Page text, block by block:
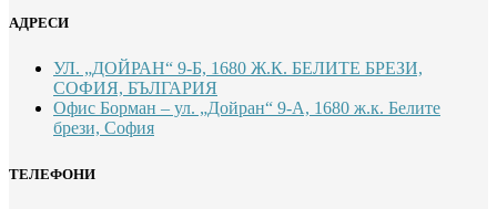
АДРЕСИ
УЛ. „ДОЙРАН“ 9-Б, 1680 Ж.К. БЕЛИТЕ БРЕЗИ,
СОФИЯ, БЪЛГАРИЯ
Офис Борман – ул. „Дойран“ 9-А, 1680 ж.к. Белите
брези, София
ТЕЛЕФОНИ